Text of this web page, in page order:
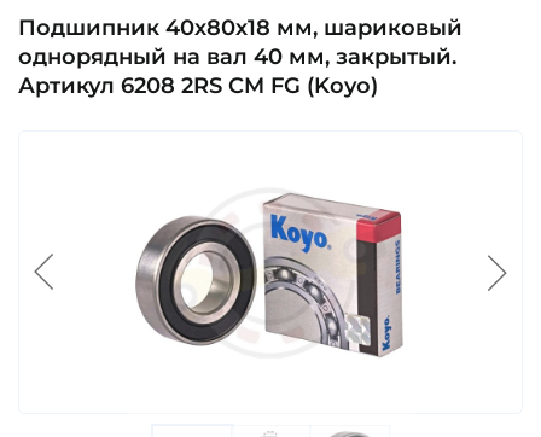
Подшипник 40х80х18 мм, шариковый
однорядный на вал 40 мм, закрытый.
Артикул 6208 2RS CM FG (Koyo)